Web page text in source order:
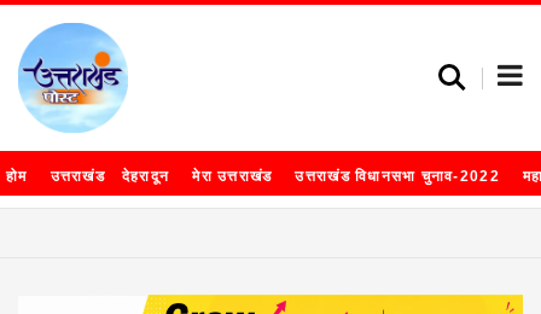
होम उत्तराखंड देहरादून मेरा उत्तराखंड उत्तराखंड विधानसभा चुनाव-2022